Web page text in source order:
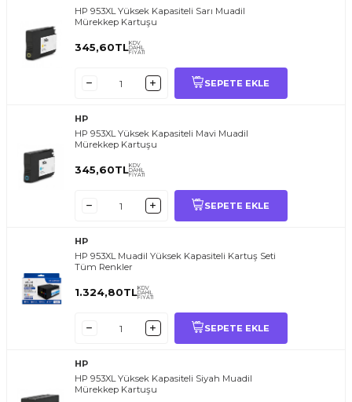
HP 953XL Yüksek Kapasiteli Sarı Muadil
Mürekkep Kartuşu
345,60TLKDV
DAHİL
FİYATI
SEPETE EKLE
HP
HP 953XL Yüksek Kapasiteli Mavi Muadil
Mürekkep Kartuşu
345,60TLKDV
DAHİL
FİYATI
SEPETE EKLE
HP
HP 953XL Muadil Yüksek Kapasiteli Kartuş Seti
Tüm Renkler
1.324,80TLKDV
DAHİL
FİYATI
SEPETE EKLE
HP
HP 953XL Yüksek Kapasiteli Siyah Muadil
Mürekkep Kartuşu